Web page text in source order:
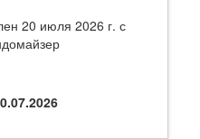
20 июля 2026 г. с